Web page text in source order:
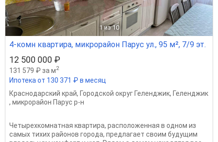
1 из 10
4-комн квартира, микрорайон Парус ул., 95 м², 7/9 эт.
12 500 000 ₽
131 579 ₽ за м2
Ипотека от 130 371 ₽ в месяц
Краснодарский край, Городской округ Геленджик, Геленджик
, микрорайон Парус р-н
Четырехкомнатная квартира, расположенная в одном из
самых тихих районов города, предлагает своим будущим